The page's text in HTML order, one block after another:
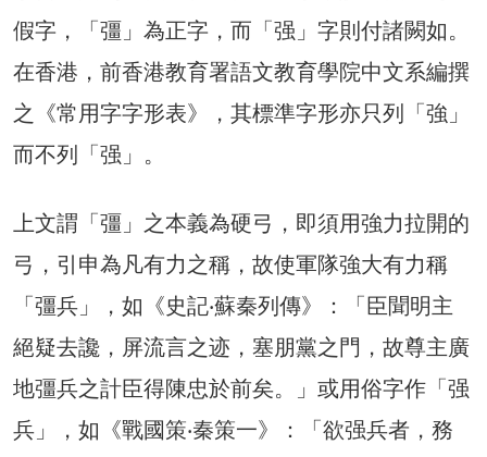
假字，「彊」為正字，而「强」字則付諸闕如。
在香港，前香港教育署語文教育學院中文系編撰
之《常用字字形表》，其標準字形亦只列「強」
而不列「强」。
上文謂「彊」之本義為硬弓，即須用強力拉開的
弓，引申為凡有力之稱，故使軍隊強大有力稱
「彊兵」，如《史記‧蘇秦列傳》：「臣聞明主
絕疑去讒，屏流言之迹，塞朋黨之門，故尊主廣
地彊兵之計臣得陳忠於前矣。」或用俗字作「强
兵」，如《戰國策‧秦策一》：「欲强兵者，務